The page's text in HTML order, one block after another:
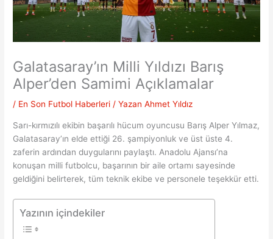
Galatasaray’ın Milli Yıldızı Barış
Alper’den Samimi Açıklamalar
/ En Son Futbol Haberleri / Yazan Ahmet Yıldız
Sarı-kırmızılı ekibin başarılı hücum oyuncusu Barış Alper Yılmaz,
Galatasaray’ın elde ettiği 26. şampiyonluk ve üst üste 4.
zaferin ardından duygularını paylaştı. Anadolu Ajansı’na
konuşan milli futbolcu, başarının bir aile ortamı sayesinde
geldiğini belirterek, tüm teknik ekibe ve personele teşekkür etti.
Yazının içindekiler